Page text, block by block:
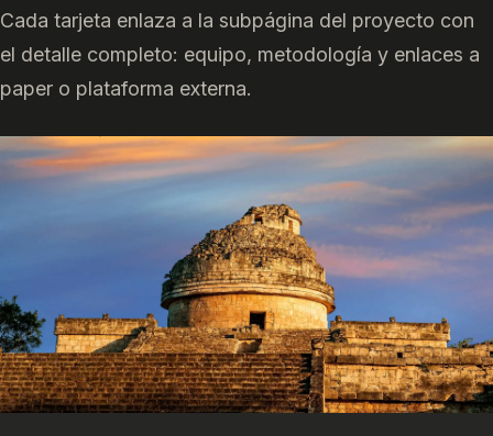
Cada tarjeta enlaza a la subpágina del proyecto con
el detalle completo: equipo, metodología y enlaces a
paper o plataforma externa.